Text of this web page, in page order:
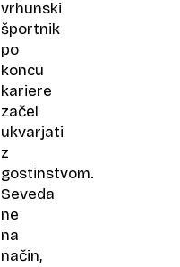
vrhunski
športnik
po
koncu
kariere
začel
ukvarjati
z
gostinstvom.
Seveda
ne
na
način,